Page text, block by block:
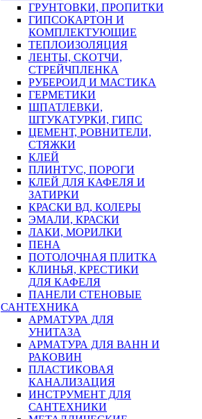
ГРУНТОВКИ, ПРОПИТКИ
ГИПСОКАРТОН И
КОМПЛЕКТУЮЩИЕ
ТЕПЛОИЗОЛЯЦИЯ
ЛЕНТЫ, СКОТЧИ,
СТРЕЙЧПЛЕНКА
РУБЕРОИД И МАСТИКА
ГЕРМЕТИКИ
ШПАТЛЕВКИ,
ШТУКАТУРКИ, ГИПС
ЦЕМЕНТ, РОВНИТЕЛИ,
СТЯЖКИ
КЛЕЙ
ПЛИНТУС, ПОРОГИ
КЛЕЙ ДЛЯ КАФЕЛЯ И
ЗАТИРКИ
КРАСКИ ВД, КОЛЕРЫ
ЭМАЛИ, КРАСКИ
ЛАКИ, МОРИЛКИ
ПЕНА
ПОТОЛОЧНАЯ ПЛИТКА
КЛИНЬЯ, КРЕСТИКИ
ДЛЯ КАФЕЛЯ
ПАНЕЛИ СТЕНОВЫЕ
САНТЕХНИКА
АРМАТУРА ДЛЯ
УНИТАЗА
АРМАТУРА ДЛЯ ВАНН И
РАКОВИН
ПЛАСТИКОВАЯ
КАНАЛИЗАЦИЯ
ИНСТРУМЕНТ ДЛЯ
САНТЕХНИКИ